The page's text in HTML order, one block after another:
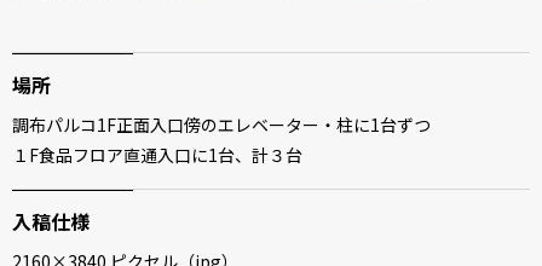
場所
調布パルコ1F正面入口傍のエレベーター・柱に1台ずつ
１F食品フロア直通入口に1台、計３台
入稿仕様
2160×3840 ピクセル（jpg）